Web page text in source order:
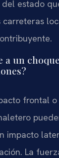
estado
a un
frontal o
impacto
La